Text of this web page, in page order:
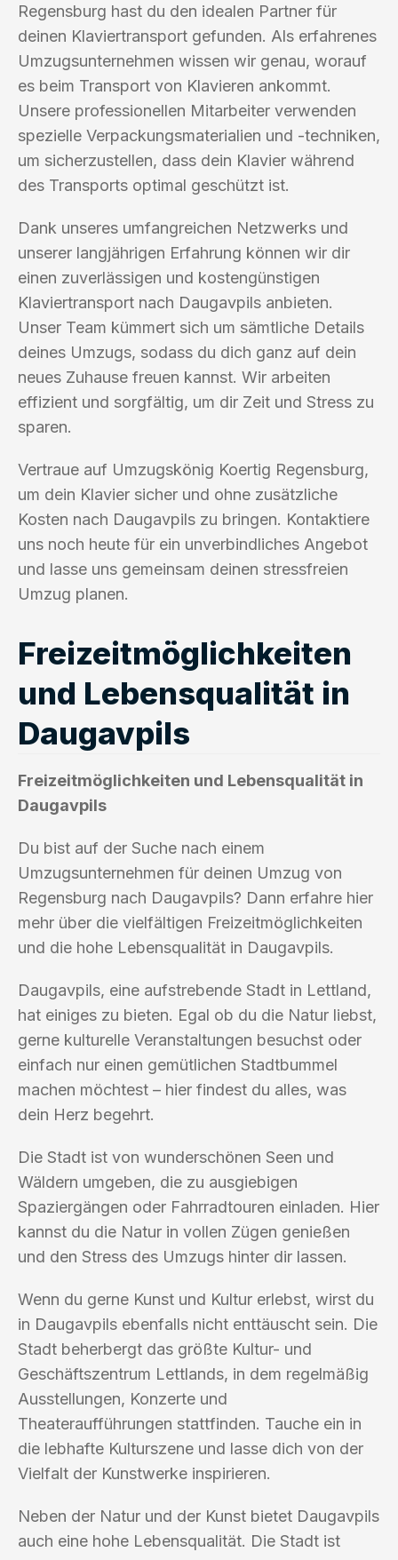
Regensburg hast du den idealen Partner für
deinen Klaviertransport gefunden. Als erfahrenes
Umzugsunternehmen wissen wir genau, worauf
es beim Transport von Klavieren ankommt.
Unsere professionellen Mitarbeiter verwenden
spezielle Verpackungsmaterialien und -techniken,
um sicherzustellen, dass dein Klavier während
des Transports optimal geschützt ist.
Dank unseres umfangreichen Netzwerks und
unserer langjährigen Erfahrung können wir dir
einen zuverlässigen und kostengünstigen
Klaviertransport nach Daugavpils anbieten.
Unser Team kümmert sich um sämtliche Details
deines Umzugs, sodass du dich ganz auf dein
neues Zuhause freuen kannst. Wir arbeiten
effizient und sorgfältig, um dir Zeit und Stress zu
sparen.
Vertraue auf Umzugskönig Koertig Regensburg,
um dein Klavier sicher und ohne zusätzliche
Kosten nach Daugavpils zu bringen. Kontaktiere
uns noch heute für ein unverbindliches Angebot
und lasse uns gemeinsam deinen stressfreien
Umzug planen.
Freizeitmöglichkeiten
und Lebensqualität in
Daugavpils
Freizeitmöglichkeiten und Lebensqualität in
Daugavpils
Du bist auf der Suche nach einem
Umzugsunternehmen für deinen Umzug von
Regensburg nach Daugavpils? Dann erfahre hier
mehr über die vielfältigen Freizeitmöglichkeiten
und die hohe Lebensqualität in Daugavpils.
Daugavpils, eine aufstrebende Stadt in Lettland,
hat einiges zu bieten. Egal ob du die Natur liebst,
gerne kulturelle Veranstaltungen besuchst oder
einfach nur einen gemütlichen Stadtbummel
machen möchtest – hier findest du alles, was
dein Herz begehrt.
Die Stadt ist von wunderschönen Seen und
Wäldern umgeben, die zu ausgiebigen
Spaziergängen oder Fahrradtouren einladen. Hier
kannst du die Natur in vollen Zügen genießen
und den Stress des Umzugs hinter dir lassen.
Wenn du gerne Kunst und Kultur erlebst, wirst du
in Daugavpils ebenfalls nicht enttäuscht sein. Die
Stadt beherbergt das größte Kultur- und
Geschäftszentrum Lettlands, in dem regelmäßig
Ausstellungen, Konzerte und
Theateraufführungen stattfinden. Tauche ein in
die lebhafte Kulturszene und lasse dich von der
Vielfalt der Kunstwerke inspirieren.
Neben der Natur und der Kunst bietet Daugavpils
auch eine hohe Lebensqualität. Die Stadt ist